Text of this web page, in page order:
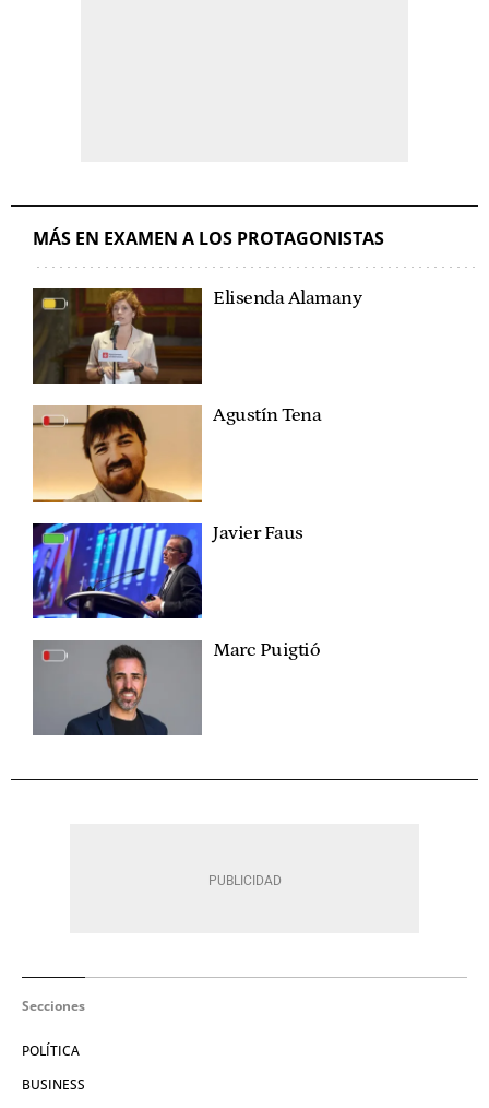
MÁS EN EXAMEN A LOS PROTAGONISTAS
Elisenda Alamany
Agustín Tena
Javier Faus
Marc Puigtió
Secciones
POLÍTICA
BUSINESS